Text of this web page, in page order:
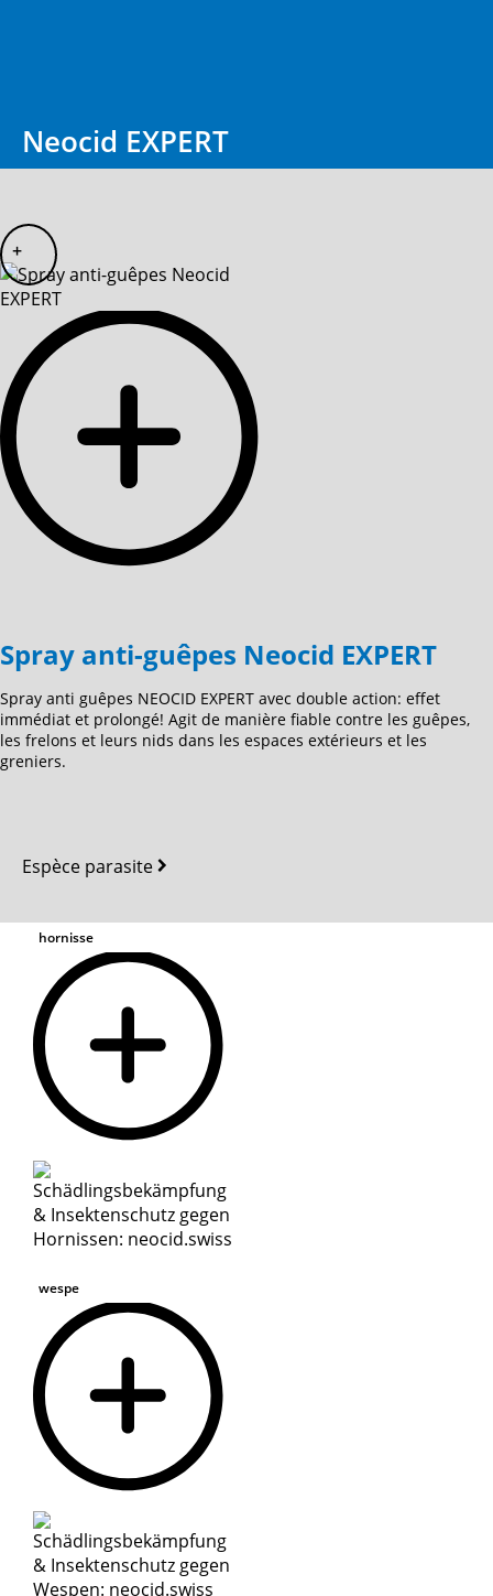
Neocid EXPERT
Spray anti-guêpes Neocid EXPERT
Spray anti guêpes NEOCID EXPERT avec double action: effet
immédiat et prolongé! Agit de manière fiable contre les guêpes,
les frelons et leurs nids dans les espaces extérieurs et les
greniers.
Espèce parasite
hornisse
wespe